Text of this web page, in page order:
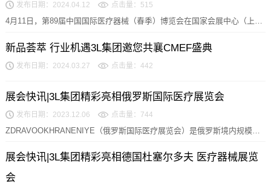
发布日期：2024.04.12 点击量：515
4月11日，第89届中国国际医疗器械（春季）博览会在国家会展中心（上
新品荟萃 行业机遇3L集团邀您共襄CMEF盛典
发布日期：2024.03.27 点击量：442
展会快讯|3L集团精彩亮相俄罗斯国际医疗展览会
发布日期：2023.12.06 点击量：744
ZDRAVOOKHRANENIYE（俄罗斯国际医疗展览会）是俄罗斯境内规模
展会快讯|3L集团精彩亮相德国杜塞尔多夫 医疗器械展览
会